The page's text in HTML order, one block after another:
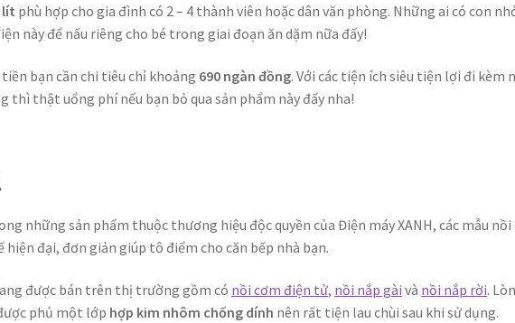
lít phù hợp cho gia đình có 2 – 4 thành viên hoặc dân văn phòng. Những ai có con
này để nấu riêng cho bé trong giai đoạn ăn dặm nữa đấy!
bạn cần chi tiêu chỉ khoảng 690 ngàn đồng. Với các tiện ích siêu tiện lợi đi kèm
thì thật uổng phí nếu bạn bỏ qua sản phẩm này đấy nha!
những sản phẩm thuộc thương hiệu độc quyền của Điện máy XANH, các mẫu nồi
đại, đơn giản giúp tô điểm cho căn bếp nhà bạn.
được bán trên thị trường gồm có nồi cơm điện tử, nồi nắp gài và nồi nắp rời.
phủ một lớp hợp kim nhôm chống dính nên rất tiện lau chùi sau khi sử dụng.